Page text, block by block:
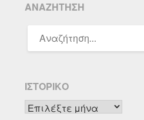
ΑΝΑΖΉΤΗΣΗ
ΓΙΑ:
ΙΣΤΟΡΙΚΌ
Ιστορικό